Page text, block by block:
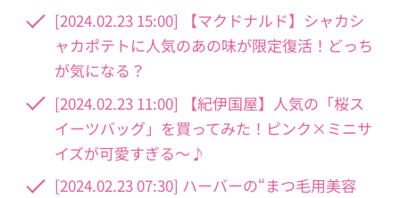
[2024.02.23 15:00] 【マクドナルド】シャカシ
ャカポテトに人気のあの味が限定復活！どっち
が気になる？
[2024.02.23 11:00] 【紀伊国屋】人気の「桜ス
イーツバッグ」を買ってみた！ピンク×ミニサ
イズが可愛すぎる～♪
[2024.02.23 07:30] ハーバーの“まつ毛用美容